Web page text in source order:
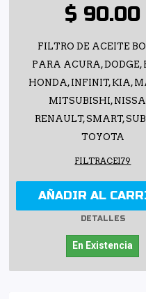
$ 90.00
FILTRO DE ACEITE
PARA ACURA, DODGE,
HONDA, INFINIT, KIA,
MITSUBISHI,
RENAULT, SMART,
TOYOTA
FILTRACEI79
AÑADIR AL
DETALLES
En Existencia